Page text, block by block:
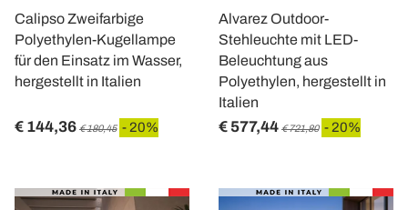
Calipso Zweifarbige
Polyethylen-Kugellampe
für den Einsatz im Wasser,
hergestellt in Italien
€ 144,36 € 180,45 - 20%
Alvarez Outdoor-
Stehleuchte mit LED-
Beleuchtung aus
Polyethylen, hergestellt in
Italien
€ 577,44 € 721,80 - 20%